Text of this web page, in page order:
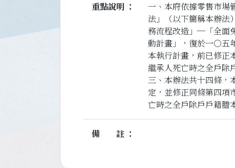
重點說明
一、本府依據零售市場
法」（以下簡稱本辦
務流程改造」─「全面
動計畫」，復於一○五
本執行計畫，前已修正
繼承人死亡時之全戶除
三、本辦法共十四條，
定，並修正同條第四項
亡時之全戶除戶戶籍謄
備註